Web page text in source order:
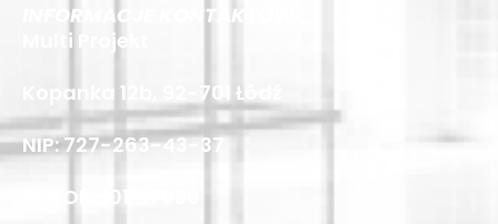
INFORMACJE KONTAKTOWE
Multi Projekt
Kopanka 12b, 92-701 Łódź
NIP: 727-263-43-37
REGON: 101817036